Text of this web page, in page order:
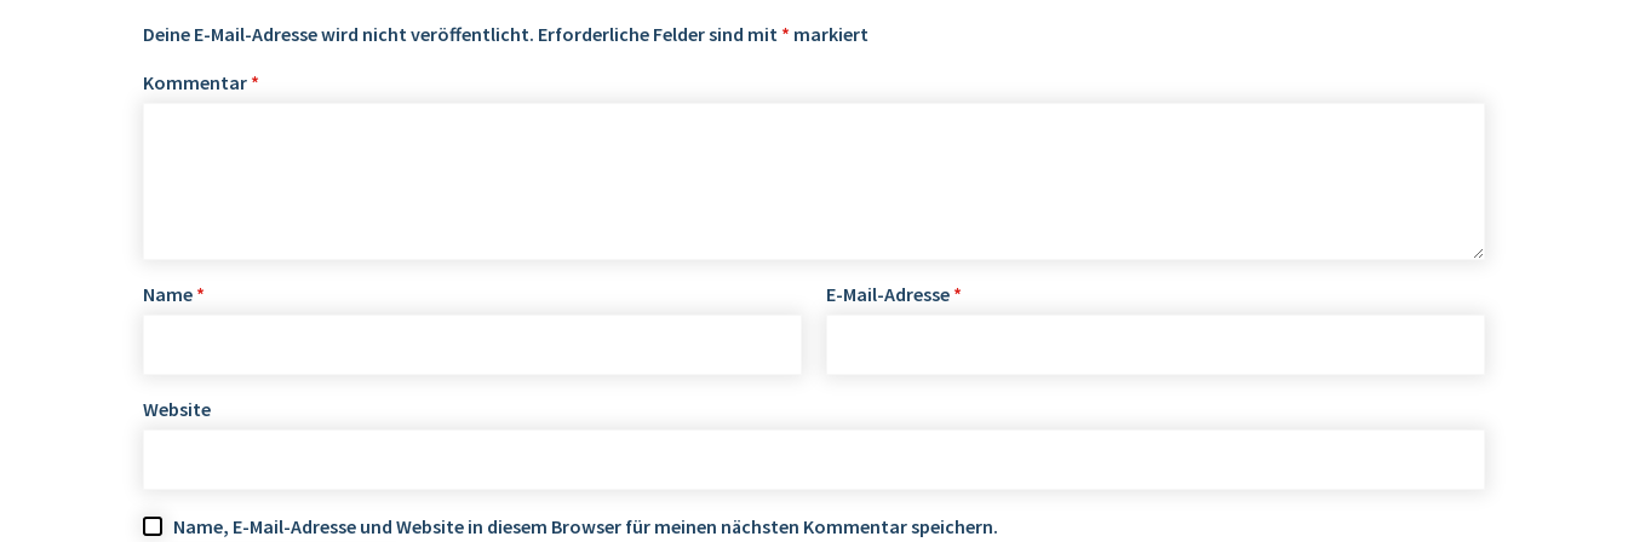
Deine E-Mail-Adresse wird nicht veröffentlicht. Erforderliche Felder sind mit * markiert
Kommentar *
Name * E-Mail-Adresse *
Website
Name, E-Mail-Adresse und Website in diesem Browser für meinen nächsten Kommentar speichern.